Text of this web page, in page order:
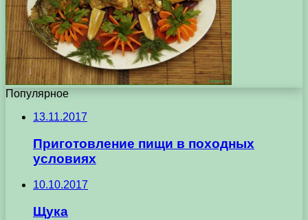
Популярное
13.11.2017
Приготовление пищи в походных
условиях
10.10.2017
Щука